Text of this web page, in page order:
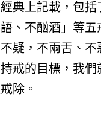
典上記載，包括
、不酗酒」等五
疑，不兩舌、不
戒的目標，我們
除。